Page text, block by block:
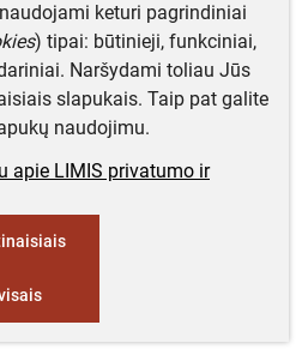
keturi pagrindiniai
) tipai: būtinieji, funkciniai,
Naršydami toliau Jūs
slapukais. Taip pat galite
naudojimu.
apie LIMIS privatumo ir